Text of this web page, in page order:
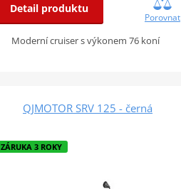
Detail produktu
Porovnat
Moderní cruiser s výkonem 76 koní
QJMOTOR SRV 125 - černá
ZÁRUKA 3 ROKY